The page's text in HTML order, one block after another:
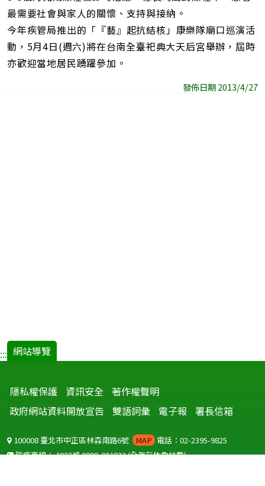
最需要社會與家人的關懷、支持與接納。
今年疾管局推出的「『藝』起抗結核」康樂隊廟口巡演活
動，5月4日(週六)將在台南全臺祀典大天后宮舉辦，屆時
亦歡迎當地居民踴躍參加。
發佈日期 2013/4/27
::: 網站導覽
隱私權保護 資訊安全 著作權聲明
政府網站資料開放宣告
雙語詞彙 電子報 署長信箱
100008 臺北市中正區林森南路6號 MAP 電話：02-2395-9825
防疫專線：1922或0800-001922(全年無休免付費)